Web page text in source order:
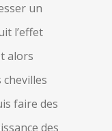
un
l’effet
alors
faire des
des